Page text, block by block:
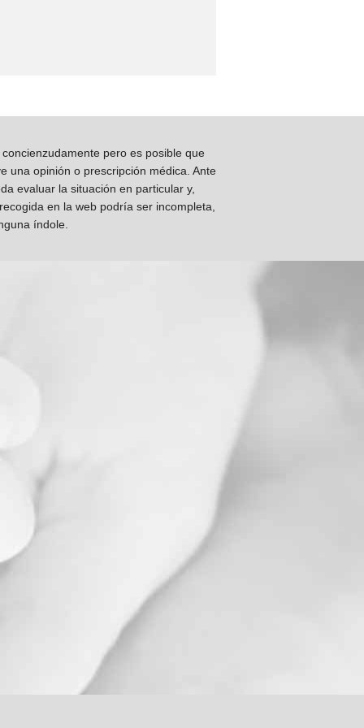
pero es posible que
una opinión o prescripción médica. Ante
evaluar la situación en particular y,
en la web podría ser incompleta,
índole.